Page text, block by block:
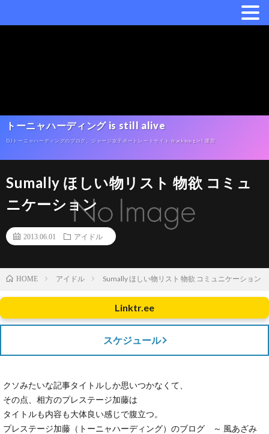
トーニャハーディング is still alive
DJトーニャハーディングのブログ。ジャージ女子ポートレートサイト tracktop girl 運営
Sumally ほしい物リスト 物欲 コミュ
ニケーション
2013.06.01 アイドル
HOME アイドル Sumally ほしい物リスト 物欲 コミュニケーション
Linktr.ee
スケジュール
クソみたいな記事タイトルしか思いつかなくて、
その点、相方のプレステージ加藤は
タイトルも内容も大体良い感じで腹立つ。
プレステージ加藤（トーニャハーディング）のブログ ～ 風あざみ